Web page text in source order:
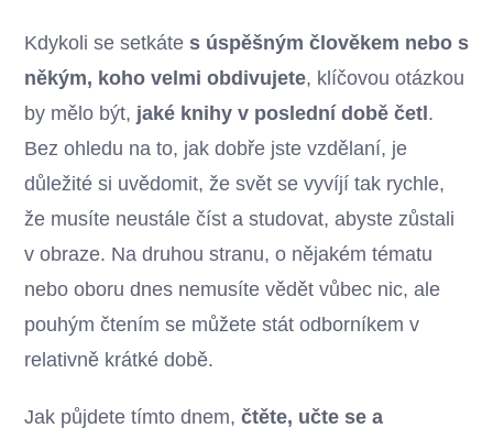
Kdykoli se setkáte s úspěšným člověkem nebo s
někým, koho velmi obdivujete, klíčovou otázkou
by mělo být, jaké knihy v poslední době četl.
Bez ohledu na to, jak dobře jste vzdělaní, je
důležité si uvědomit, že svět se vyvíjí tak rychle,
že musíte neustále číst a studovat, abyste zůstali
v obraze. Na druhou stranu, o nějakém tématu
nebo oboru dnes nemusíte vědět vůbec nic, ale
pouhým čtením se můžete stát odborníkem v
relativně krátké době.
Jak půjdete tímto dnem, čtěte, učte se a